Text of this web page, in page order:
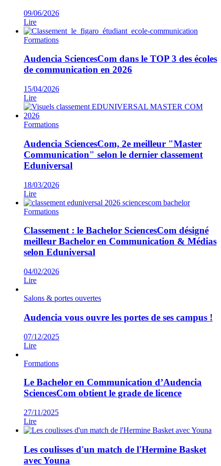
09/06/2026
Lire
Formations
Audencia SciencesCom dans le TOP 3 des écoles
de communication en 2026
15/04/2026
Lire
Formations
Audencia SciencesCom, 2e meilleur "Master
Communication" selon le dernier classement
Eduniversal
18/03/2026
Lire
Formations
Classement : le Bachelor SciencesCom désigné
meilleur Bachelor en Communication & Médias
selon Eduniversal
04/02/2026
Lire
Salons & portes ouvertes
Audencia vous ouvre les portes de ses campus !
07/12/2025
Lire
Formations
Le Bachelor en Communication d’Audencia
SciencesCom obtient le grade de licence
27/11/2025
Lire
Les coulisses d'un match de l'Hermine Basket
avec Youna